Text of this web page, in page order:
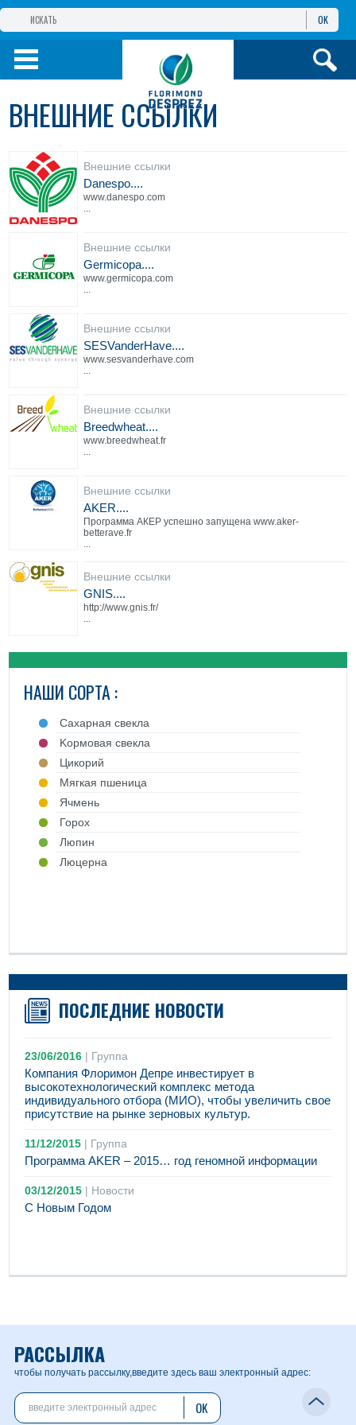
ГРУППА КОМПАНИЙ ФЛОРИМОН
ДЕПРЕ
ФЛОРИМОНДЕПРЕ ЕВРАЗИЯ
ИНФОРМАЦИЯ ИУСЛУГИ
OK
ВНЕШНИЕ ССЫЛКИ
Внешние ссылки
Danespo....
www.danespo.com
...
Внешние ссылки
Germicopa....
www.germicopa.com
...
Внешние ссылки
SESVanderHave....
www.sesvanderhave.com
...
Внешние ссылки
Breedwheat....
www.breedwheat.fr
...
Внешние ссылки
AKER....
Программа АКЕР успешно запущена www.aker-
betterave.fr
...
Внешние ссылки
GNIS....
http://www.gnis.fr/
...
НАШИ СОРТА :
Cахарная свекла
Kормовая свекла
Цикорий
Mягкая пшеница
Ячмень
Горох
Люпин
Люцерна
ПОСЛЕДНИЕ НОВОСТИ
23/06/2016 | Группа
Компания Флоримон Депре инвестирует в
высокотехнологический комплекс метода
индивидуального отбора (МИО), чтобы увеличить свое
присутствие на рынке зерновых культур.
11/12/2015 | Группа
Программа AKER – 2015… год геномной информации
03/12/2015 | Новости
С Новым Годом
РАССЫЛКА
чтобы получать рассылку,введите здесь ваш электронный адрес:
OK